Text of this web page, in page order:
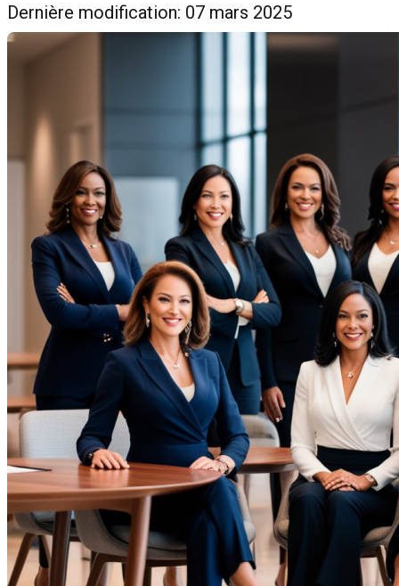
Dernière modification: 07 mars 2025